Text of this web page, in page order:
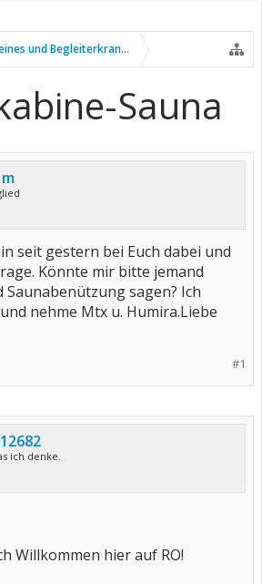
und Begleiterkrankungen
Sauna
seit gestern bei Euch dabei und
Könnte mir bitte jemand
Saunabenützung sagen? Ich
nehme Mtx u. Humira.Liebe
#1
ich denke.
Willkommen hier auf RO!